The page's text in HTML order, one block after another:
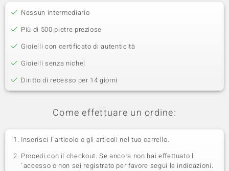
Nessun intermediario
Più di 500 pietre preziose
Gioielli con certificato di autenticità
Gioielli senza nichel
Diritto di recesso per 14 giorni
Come effettuare un ordine:
Inserisci l´articolo o gli articoli nel tuo carrello.
Procedi con il checkout. Se ancora non hai effettuato l
´accesso o non sei registrato per favore segui le indicazioni.